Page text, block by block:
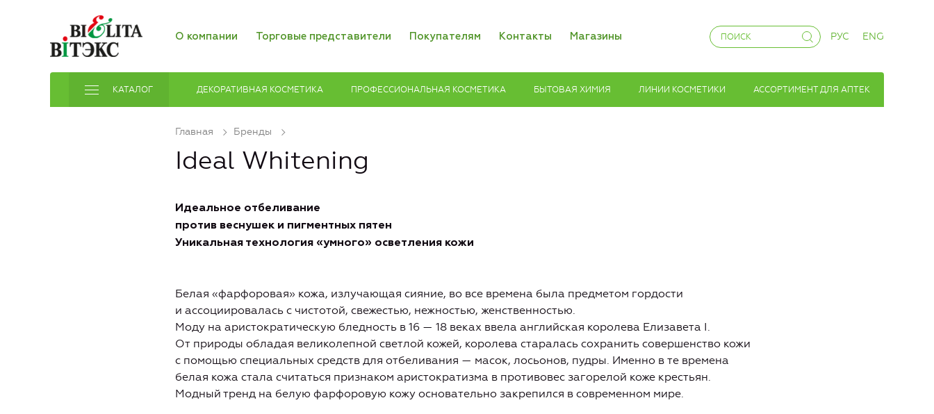
О компании Торговые представители Покупателям Контакты Магазины РУС ENG
КАТАЛОГ ДЕКОРАТИВНАЯ КОСМЕТИКА ПРОФЕССИОНАЛЬНАЯ КОСМЕТИКА БЫТОВАЯ ХИМИЯ ЛИНИИ КОСМЕТИКИ АССОРТИМЕНТ ДЛЯ АПТЕК
Главная Бренды
Ideal Whitening
Идеальное отбеливание
против веснушек и пигментных пятен
Уникальная технология «умного» осветления кожи
Белая «фарфоровая» кожа, излучающая сияние, во все времена была предметом гордости
и ассоциировалась с чистотой, свежестью, нежностью, женственностью.
Моду на аристократическую бледность в 16 — 18 веках ввела английская королева Елизавета I.
От природы обладая великолепной светлой кожей, королева старалась сохранить совершенство кожи
с помощью специальных средств для отбеливания — масок, лосьонов, пудры. Именно в те времена
белая кожа стала считаться признаком аристократизма в противовес загорелой коже крестьян.
Модный тренд на белую фарфоровую кожу основательно закрепился в современном мире.